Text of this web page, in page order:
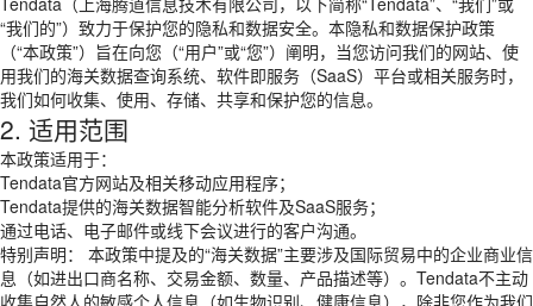
“我们的”）致力于保护您的隐私和数据安全。本隐私和数据保护政策
（“本政策”）旨在向您（“用户”或“您”）阐明，当您访问我们的网站、使
用我们的海关数据查询系统、软件即服务（SaaS）平台或相关服务时，
我们如何收集、使用、存储、共享和保护您的信息。
2. 适用范围
本政策适用于：
Tendata官方网站及相关移动应用程序；
Tendata提供的海关数据智能分析软件及SaaS服务；
通过电话、电子邮件或线下会议进行的客户沟通。
特别声明： 本政策中提及的“海关数据”主要涉及国际贸易中的企业商业信
息（如进出口商名称、交易金额、数量、产品描述等）。Tendata不主动